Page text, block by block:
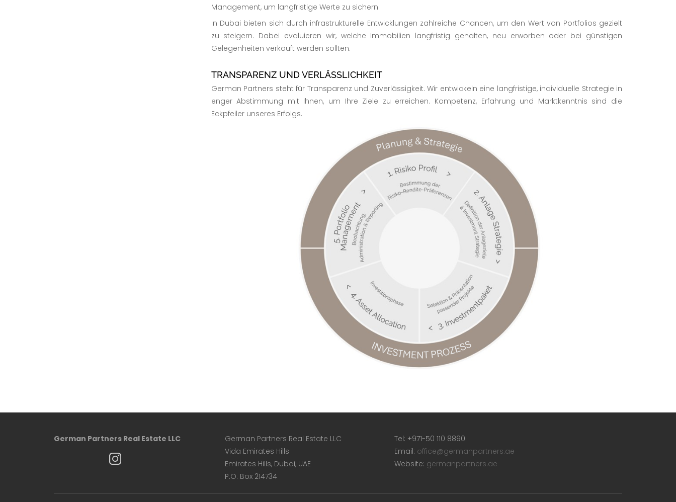
Management, um langfristige Werte zu sichern.
In Dubai bieten sich durch infrastrukturelle Entwicklungen zahlreiche Chancen, um den Wert von Portfolios gezielt
zu steigern. Dabei evaluieren wir, welche Immobilien langfristig gehalten, neu erworben oder bei günstigen
Gelegenheiten verkauft werden sollten.
TRANSPARENZ UND VERLÄSSLICHKEIT
German Partners steht für Transparenz und Zuverlässigkeit. Wir entwickeln eine langfristige, individuelle Strategie in
enger Abstimmung mit Ihnen, um Ihre Ziele zu erreichen. Kompetenz, Erfahrung und Marktkenntnis sind die
Eckpfeiler unseres Erfolgs.
German Partners Real Estate LLC
German Partners Real Estate LLC
Vida Emirates Hills
Emirates Hills, Dubai, UAE
P.O. Box 214734
Tel: +971-50 110 8890
Email: office@germanpartners.ae
Website: germanpartners.ae